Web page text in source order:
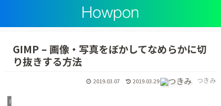
GIMP – 画像・写真をぼかしてなめらかに切
り抜きする方法
つきみ
2019.03.29
2019.03.07
IT・デジタル